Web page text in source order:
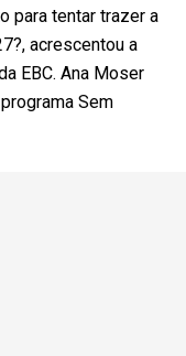
para tentar trazer a
acrescentou a
EBC. Ana Moser
Sem